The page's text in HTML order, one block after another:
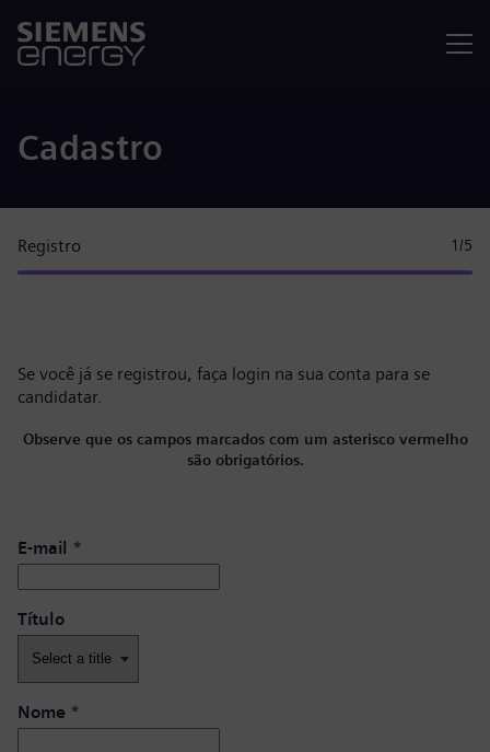
Cadastro
Registro 1 /5
Se você já se registrou, faça login na sua conta para se
candidatar.
Observe que os campos marcados com um asterisco vermelho
são obrigatórios.
E-mail *
Título
Nome *